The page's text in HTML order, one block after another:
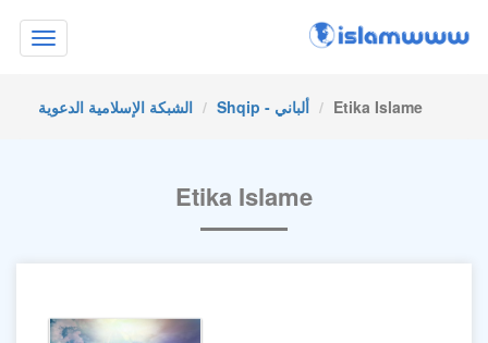
Toggle
navigation
الشبكة الإسلامية الدعوية Shqip - ألباني Etika Islame
Etika Islame